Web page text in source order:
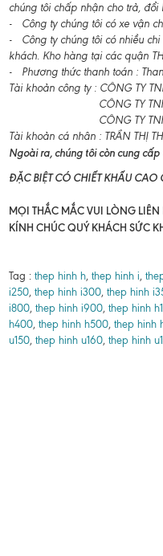
chúng tôi chấp nhận cho trả,
- Công ty chúng tôi có xe vận
- Công ty chúng tôi có nhiều chi
khách. Kho hàng tại các quận
- Phương thức thanh toán :
Tài khoản công ty : CÔNG TY
CÔNG TY
CÔNG TY
Tài khoản cá nhân : TRẦN THỊ
Ngoài ra, chúng tôi còn cung cấp
ĐẶC BIỆT CÓ CHIẾT KHẤU
MỌI THẮC MẮC VUI LÒNG
KÍNH CHÚC QUÝ KHÁCH SỨC
Tag : thep hinh h, thep hinh i,
i250, thep hinh i300, thep hinh
i800, thep hinh i900, thep hinh
h400, thep hinh h500, thep hinh
u150, thep hinh u160, thep hinh